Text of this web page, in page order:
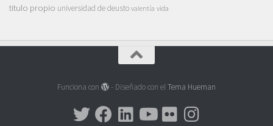
titulo propio universidad de deusto valentía vida
Funciona con - Diseñado con elTema Hueman